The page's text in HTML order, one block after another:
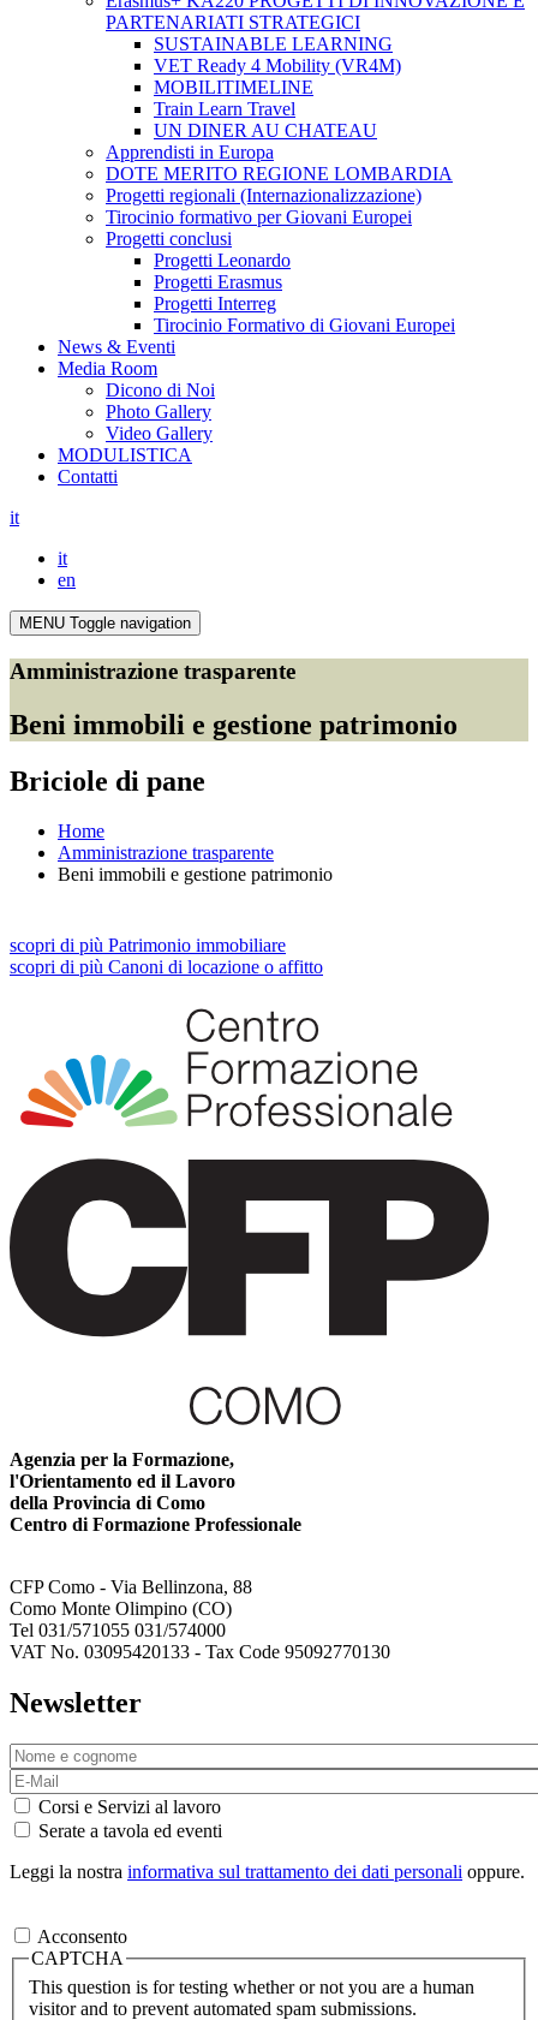
PARTENARIATI STRATEGICI
SUSTAINABLE LEARNING
VET Ready 4 Mobility (VR4M)
MOBILITIMELINE
Train Learn Travel
UN DINER AU CHATEAU
Apprendisti in Europa
DOTE MERITO REGIONE LOMBARDIA
Progetti regionali (Internazionalizzazione)
Tirocinio formativo per Giovani Europei
Progetti conclusi
Progetti Leonardo
Progetti Erasmus
Progetti Interreg
Tirocinio Formativo di Giovani Europei
News & Eventi
Media Room
Dicono di Noi
Photo Gallery
Video Gallery
MODULISTICA
Contatti
it
it
en
MENU Toggle navigation
Amministrazione trasparente
Beni immobili e gestione patrimonio
Briciole di pane
Home
Amministrazione trasparente
Beni immobili e gestione patrimonio
scopri di più Patrimonio immobiliare
scopri di più Canoni di locazione o affitto
Agenzia per la Formazione,
l'Orientamento ed il Lavoro
della Provincia di Como
Centro di Formazione Professionale
CFP Como - Via Bellinzona, 88
Como Monte Olimpino (CO)
Tel 031/571055 031/574000
VAT No. 03095420133 - Tax Code 95092770130
Newsletter
Corsi e Servizi al lavoro
Serate a tavola ed eventi
Leggi la nostra informativa sul trattamento dei dati personali oppure.
Acconsento
CAPTCHA
This question is for testing whether or not you are a human
visitor and to prevent automated spam submissions.